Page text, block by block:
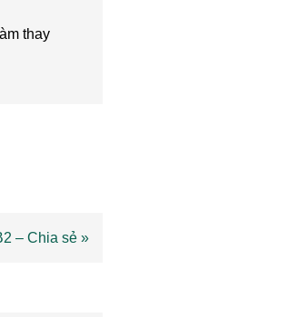
thay
– Chia sẻ »